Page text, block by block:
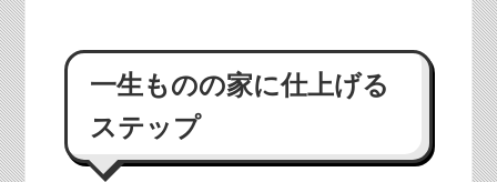
一生ものの家に仕上げる
ステップ